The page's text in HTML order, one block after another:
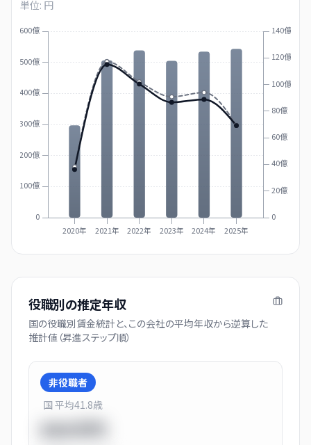
単位: 円
0
100億
200億
300億
400億
500億
600億
0
20億
40億
60億
80億
100億
120億
140億
2020年 2021年 2022年 2023年 2024年 2025年
役職別の推定年収
国の役職別賃金統計と、この会社の平均年収から逆算した
推計値（昇進ステップ順）
非役職者
国 平均41.8歳